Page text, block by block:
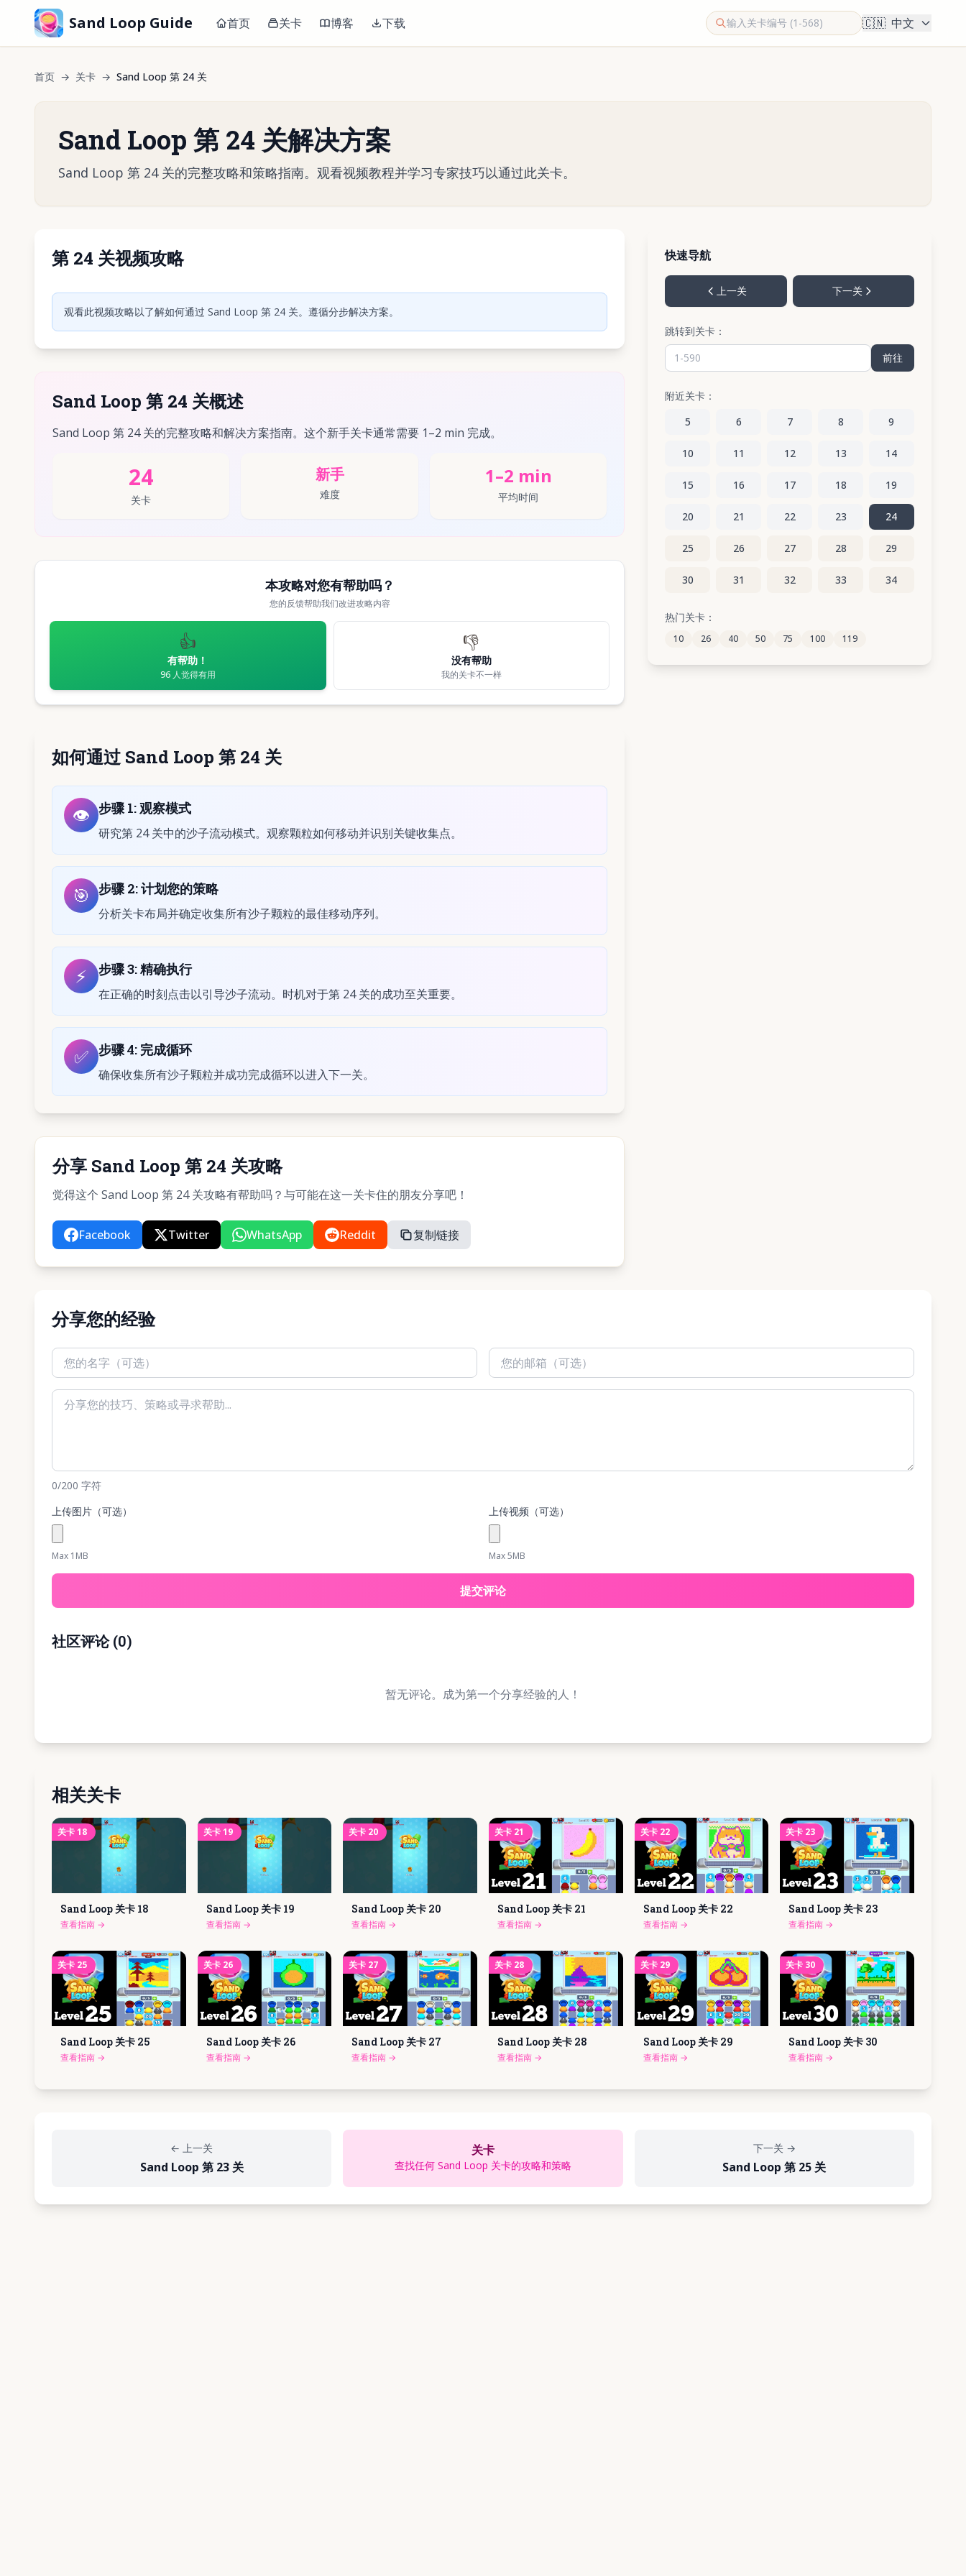
Sand Loop Guide 首页 关卡 博客 下载 🇨🇳 中文
首页 → 关卡 → Sand Loop 第 24 关
Sand Loop 第 24 关解决方案
Sand Loop 第 24 关的完整攻略和策略指南。观看视频教程并学习专家技巧以通过此关卡。
第 24 关视频攻略
观看此视频攻略以了解如何通过 Sand Loop 第 24 关。遵循分步解决方案。
Sand Loop 第 24 关概述
Sand Loop 第 24 关的完整攻略和解决方案指南。这个新手关卡通常需要 1–2 min 完成。
24
关卡
新手
难度
1–2 min
平均时间
本攻略对您有帮助吗？
您的反馈帮助我们改进攻略内容
👍
有帮助！
96 人觉得有用
👎
没有帮助
我的关卡不一样
如何通过 Sand Loop 第 24 关
👁️ 步骤 1:观察模式
研究第 24 关中的沙子流动模式。观察颗粒如何移动并识别关键收集点。
🎯 步骤 2:计划您的策略
分析关卡布局并确定收集所有沙子颗粒的最佳移动序列。
⚡ 步骤3:精确执行
在正确的时刻点击以引导沙子流动。时机对于第 24 关的成功至关重要。
✅ 步骤4: 完成循环
确保收集所有沙子颗粒并成功完成循环以进入下一关。
分享 Sand Loop 第 24 关攻略
觉得这个 Sand Loop 第 24 关攻略有帮助吗？与可能在这一关卡住的朋友分享吧！
Facebook Twitter WhatsApp Reddit 复制链接
快速导航
上一关 下一关
跳转到关卡：
前往
附近关卡：
5
6 7 8 9
10 11 12 13 14
15 16 17 18 19
20 21 22 23 24
25 26 27 28 29
30 31 32 33 34
35
40 41 42 43
热门关卡：
10 26 40 50 75 100 119
分享您的经验
0/200 字符
上传图片（可选）
Max 1MB
上传视频（可选）
Max 5MB
提交评论
社区评论(0)
暂无评论。成为第一个分享经验的人！
相关关卡
关卡18
Sand Loop 关卡 18
查看指南 →
关卡19
Sand Loop 关卡 19
查看指南→
关卡 20
Sand Loop 关卡 20
查看指南 →
关卡 21
Sand Loop 关卡 21
查看指南→
关卡 22
Sand Loop 关卡 22
查看指南→
关卡 23
Sand Loop 关卡 23
查看指南 →
关卡 25
Sand Loop 关卡 25
查看指南 →
关卡 26
Sand Loop 关卡 26
查看指南→
关卡 27
Sand Loop 关卡 27
查看指南 →
关卡 28
Sand Loop 关卡 28
查看指南→
关卡 29
Sand Loop 关卡 29
查看指南→
关卡 30
Sand Loop 关卡 30
查看指南 →
←上一关
Sand Loop 第 23 关
关卡
查找任何 Sand Loop 关卡的攻略和策略
下一关 →
Sand Loop 第 25 关